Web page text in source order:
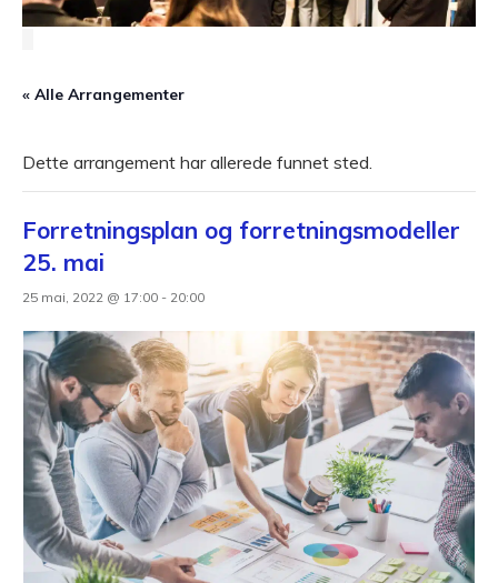
« Alle Arrangementer
Dette arrangement har allerede funnet sted.
Forretningsplan og forretningsmodeller
25. mai
25 mai, 2022 @ 17:00 - 20:00